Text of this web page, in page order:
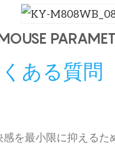
ある質問
を最小限に抑えるた